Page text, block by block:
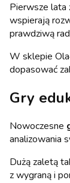
Pierwsze lata
wspierają
prawdziwą
W sklepie
dopasować
Gry
Nowoczesne
analizowania
Dużą zaletą
z wygraną i